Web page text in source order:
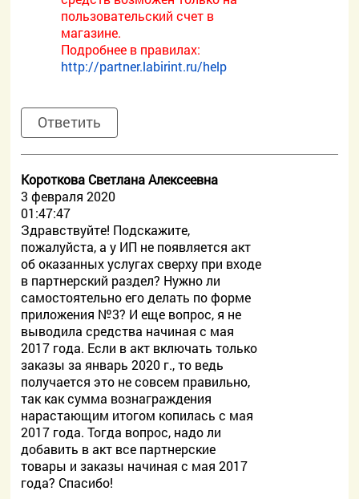
пользовательский счет в
магазине.
Подробнее в правилах:
http://partner.labirint.ru/help
Ответить
Короткова Светлана Алексеевна
3 февраля 2020
01:47:47
Здравствуйте! Подскажите,
пожалуйста, а у ИП не появляется акт
об оказанных услугах сверху при входе
в партнерский раздел? Нужно ли
самостоятельно его делать по форме
приложения №3? И еще вопрос, я не
выводила средства начиная с мая
2017 года. Если в акт включать только
заказы за январь 2020 г., то ведь
получается это не совсем правильно,
так как сумма вознаграждения
нарастающим итогом копилась с мая
2017 года. Тогда вопрос, надо ли
добавить в акт все партнерские
товары и заказы начиная с мая 2017
года? Спасибо!